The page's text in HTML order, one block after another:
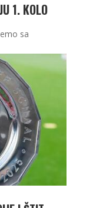
1. KOLO
sa